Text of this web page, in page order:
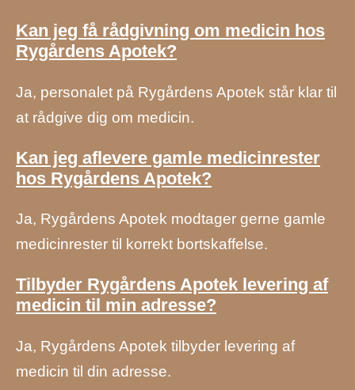
Kan jeg få rådgivning om medicin hos
Rygårdens Apotek?
Ja, personalet på Rygårdens Apotek står klar til
at rådgive dig om medicin.
Kan jeg aflevere gamle medicinrester
hos Rygårdens Apotek?
Ja, Rygårdens Apotek modtager gerne gamle
medicinrester til korrekt bortskaffelse.
Tilbyder Rygårdens Apotek levering af
medicin til min adresse?
Ja, Rygårdens Apotek tilbyder levering af
medicin til din adresse.